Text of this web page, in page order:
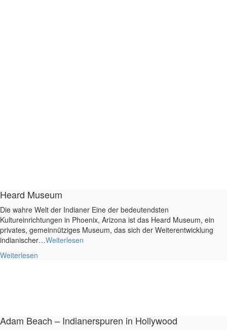
Heard Museum
Die wahre Welt der Indianer Eine der bedeutendsten
Kultureinrichtungen in Phoenix, Arizona ist das Heard Museum, ein
privates, gemeinnütziges Museum, das sich der Weiterentwicklung
indianischer…Weiterlesen
Weiterlesen
Adam Beach – Indianerspuren in Hollywood